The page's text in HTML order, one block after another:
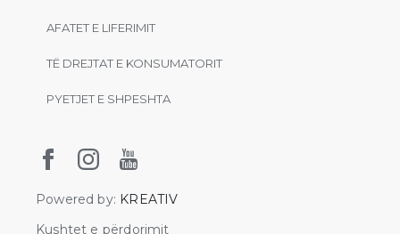
AFATET E LIFERIMIT
TË DREJTAT E KONSUMATORIT
PYETJET E SHPESHTA
Powered by: KREATIV
Kushtet e përdorimit